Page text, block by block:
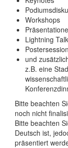
Workshops
Lightning
Postersession
und
z.B. eine
Bitte beachten
noch nicht
Bitte beachten
Deutsch ist,
präsentiert